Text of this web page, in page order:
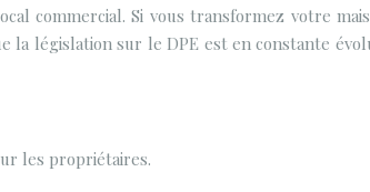
commercial. Si vous transformez votre
législation sur le DPE est en constante
les propriétaires.